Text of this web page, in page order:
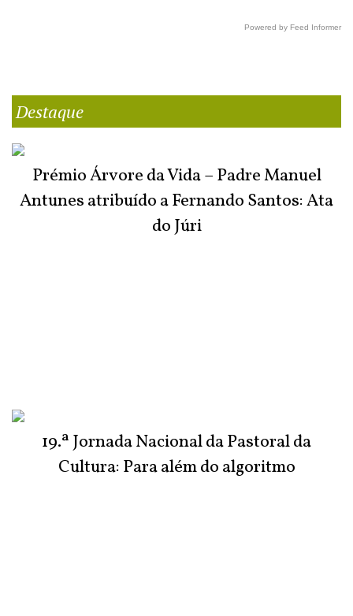
Powered by Feed Informer
Destaque
Prémio Árvore da Vida – Padre Manuel
Antunes atribuído a Fernando Santos: Ata
do Júri
19.ª Jornada Nacional da Pastoral da
Cultura: Para além do algoritmo